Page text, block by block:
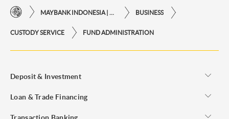
BUSINESS
CUSTODY SERVICE FUND ADMINISTRATION
Deposit & Investment
Loan & Trade Financing
Transaction Banking